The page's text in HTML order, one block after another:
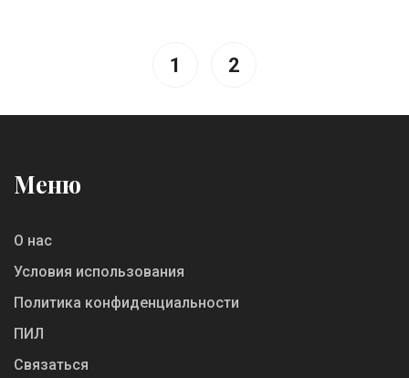
1 2
Меню
О нас
Условия использования
Политика конфиденциальности
ПИЛ
Связаться